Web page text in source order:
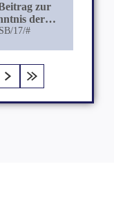
zur
der
anterior
SB/17/#